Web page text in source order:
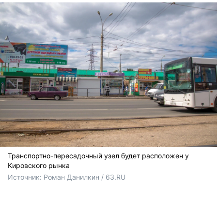
Транспортно-пересадочный узел будет расположен у
Кировского рынка
Источник: Роман Данилкин / 63.RU